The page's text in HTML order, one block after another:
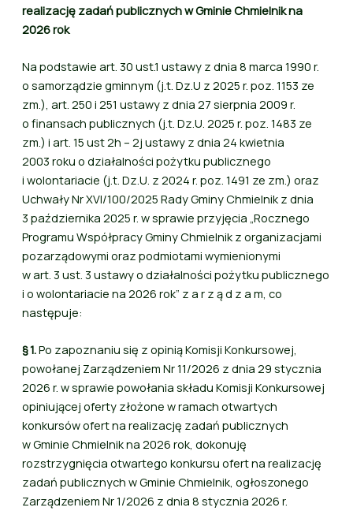
realizację zadań publicznych w Gminie Chmielnik na
2026 rok
Na podstawie art. 30 ust.1 ustawy z dnia 8 marca 1990 r.
o samorządzie gminnym (j.t. Dz.U z 2025 r. poz. 1153 ze
zm.), art. 250 i 251 ustawy z dnia 27 sierpnia 2009 r.
o finansach publicznych (j.t. Dz.U. 2025 r. poz. 1483 ze
zm.) i art. 15 ust 2h – 2j ustawy z dnia 24 kwietnia
2003 roku o działalności pożytku publicznego
i wolontariacie (j.t. Dz.U. z 2024 r. poz. 1491 ze zm.) oraz
Uchwały Nr XVI/100/2025 Rady Gminy Chmielnik z dnia
3 października 2025 r. w sprawie przyjęcia „Rocznego
Programu Współpracy Gminy Chmielnik z organizacjami
pozarządowymi oraz podmiotami wymienionymi
w art. 3 ust. 3 ustawy o działalności pożytku publicznego
i o wolontariacie na 2026 rok” z a r z ą d z a m, co
następuje:
§ 1.Po zapoznaniu się z opinią Komisji Konkursowej,
powołanej Zarządzeniem Nr 11/2026 z dnia 29 stycznia
2026 r. w sprawie powołania składu Komisji Konkursowej
opiniującej oferty złożone w ramach otwartych
konkursów ofert na realizację zadań publicznych
w Gminie Chmielnik na 2026 rok, dokonuję
rozstrzygnięcia otwartego konkursu ofert na realizację
zadań publicznych w Gminie Chmielnik, ogłoszonego
Zarządzeniem Nr 1/2026 z dnia 8 stycznia 2026 r.